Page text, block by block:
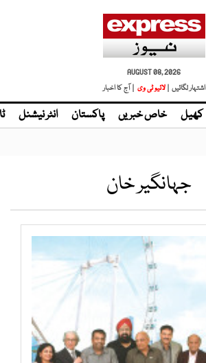
AUGUST 08, 2026
اشتہار لگائیں |
| آج کا اخبار
کھیل خاص خبریں پاکستان انٹر نیشنل
جہانگیر خان